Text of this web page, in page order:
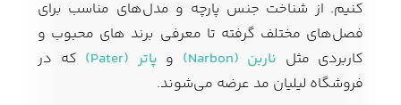
کنیم. از شناخت جنس پارچه و مدل‌های مناسب برای
فصل‌های مختلف گرفته تا معرفی برند های محبوب و
کاربردی مثل ناربن (Narbon) و پاتر (Pater)
که در
فروشگاه لیلیان مد عرضه می‌شوند.